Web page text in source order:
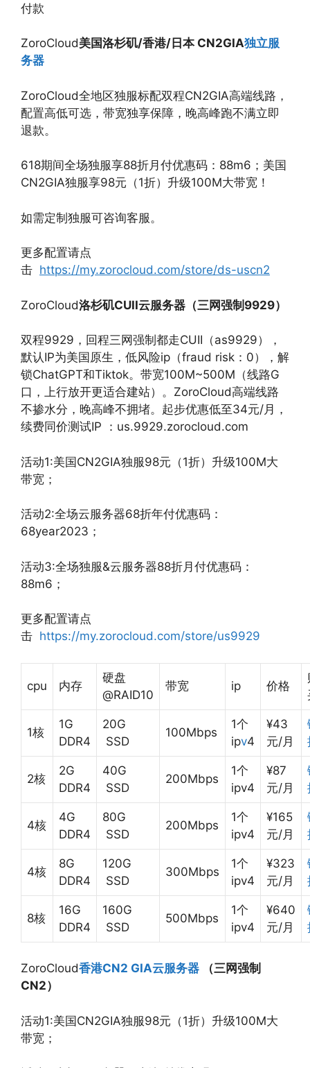
付款
ZoroCloud美国洛杉矶/香港/日本 CN2GIA独立服
务器
ZoroCloud全地区独服标配双程CN2GIA高端线路，
配置高低可选，带宽独享保障，晚高峰跑不满立即
退款。
618期间全场独服享88折月付优惠码：88m6；美国
CN2GIA独服享98元（1折）升级100M大带宽！
如需定制独服可咨询客服。
更多配置请点
击 https://my.zorocloud.com/store/ds-uscn2
ZoroCloud洛杉矶CUII云服务器（三网强制9929）
双程9929，回程三网强制都走CUII（as9929），
默认IP为美国原生，低风险ip（fraud risk：0），解
锁ChatGPT和Tiktok。带宽100M~500M（线路G
口，上行放开更适合建站）。ZoroCloud高端线路
不掺水分，晚高峰不拥堵。起步优惠低至34元/月，
续费同价测试IP ：us.9929.zorocloud.com
活动1:美国CN2GIA独服98元（1折）升级100M大
带宽；
活动2:全场云服务器68折年付优惠码：
68year2023；
活动3:全场独服&云服务器88折月付优惠码：
88m6；
更多配置请点
击 https://my.zorocloud.com/store/us9929
cpu 内存
硬盘
@RAID10
带宽 ip 价格
1核
1G
DDR4
20G
SSD
100Mbps
1个
ipv4
¥43
元/月
2核
2G
DDR4
40G
SSD
200Mbps
1个
ipv4
¥87
元/月
4核
4G
DDR4
80G
SSD
200Mbps
1个
ipv4
¥165
元/月
4核
8G
DDR4
120G
SSD
300Mbps
1个
ipv4
¥323
元/月
8核
16G
DDR4
160G
SSD
500Mbps
1个
ipv4
¥640
元/月
ZoroCloud香港CN2 GIA云服务器 （三网强制
CN2）
活动1:美国CN2GIA独服98元（1折）升级100M大
带宽；